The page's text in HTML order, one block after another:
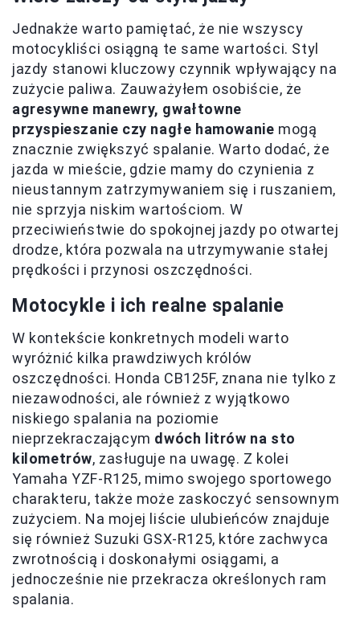
Jednakże warto pamiętać, że nie wszyscy
motocykliści osiągną te same wartości. Styl
jazdy stanowi kluczowy czynnik wpływający na
zużycie paliwa. Zauważyłem osobiście, że
agresywne manewry, gwałtowne
przyspieszanie czy nagłe hamowanie mogą
znacznie zwiększyć spalanie. Warto dodać, że
jazda w mieście, gdzie mamy do czynienia z
nieustannym zatrzymywaniem się i ruszaniem,
nie sprzyja niskim wartościom. W
przeciwieństwie do spokojnej jazdy po otwartej
drodze, która pozwala na utrzymywanie stałej
prędkości i przynosi oszczędności.
Motocykle i ich realne spalanie
W kontekście konkretnych modeli warto
wyróżnić kilka prawdziwych królów
oszczędności. Honda CB125F, znana nie tylko z
niezawodności, ale również z wyjątkowo
niskiego spalania na poziomie
nieprzekraczającym dwóch litrów na sto
kilometrów, zasługuje na uwagę. Z kolei
Yamaha YZF-R125, mimo swojego sportowego
charakteru, także może zaskoczyć sensownym
zużyciem. Na mojej liście ulubieńców znajduje
się również Suzuki GSX-R125, które zachwyca
zwrotnością i doskonałymi osiągami, a
jednocześnie nie przekracza określonych ram
spalania.